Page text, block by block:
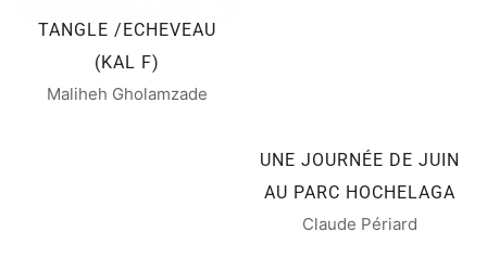
TANGLE /ECHEVEAU
(KAL F)
Maliheh Gholamzade
UNE JOURNÉE DE JUIN
AU PARC HOCHELAGA
Claude Périard